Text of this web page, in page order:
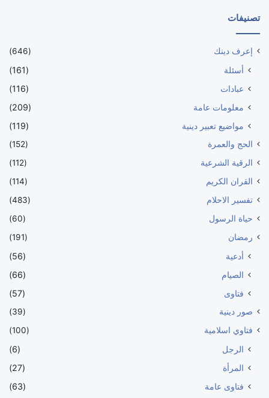
تصنيفات
إعرف دينك (646)
أسئلة
(161)
عبادات
(116)
معلومات عامة
(209)
مواضيع تعبير دينية
(119)
الحج والعمرة
(152)
الرقية الشرعية
(112)
القران الكريم
(114)
تفسير الاحلام
(483)
حياة الرسول
(60)
رمضان
(191)
أدعية
(56)
الصيام
(66)
فتاوى
(57)
صور دينية
(39)
فتاوي اسلامية
(100)
الرجل
(6)
المرأة
(27)
فتاوى عامة
(63)